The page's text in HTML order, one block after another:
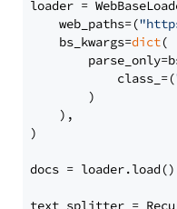
loader =
    web_paths=(
    bs_kwargs=
dict(
            class_=(
        )
    ),
)
docs = loader.load()
text_splitter =